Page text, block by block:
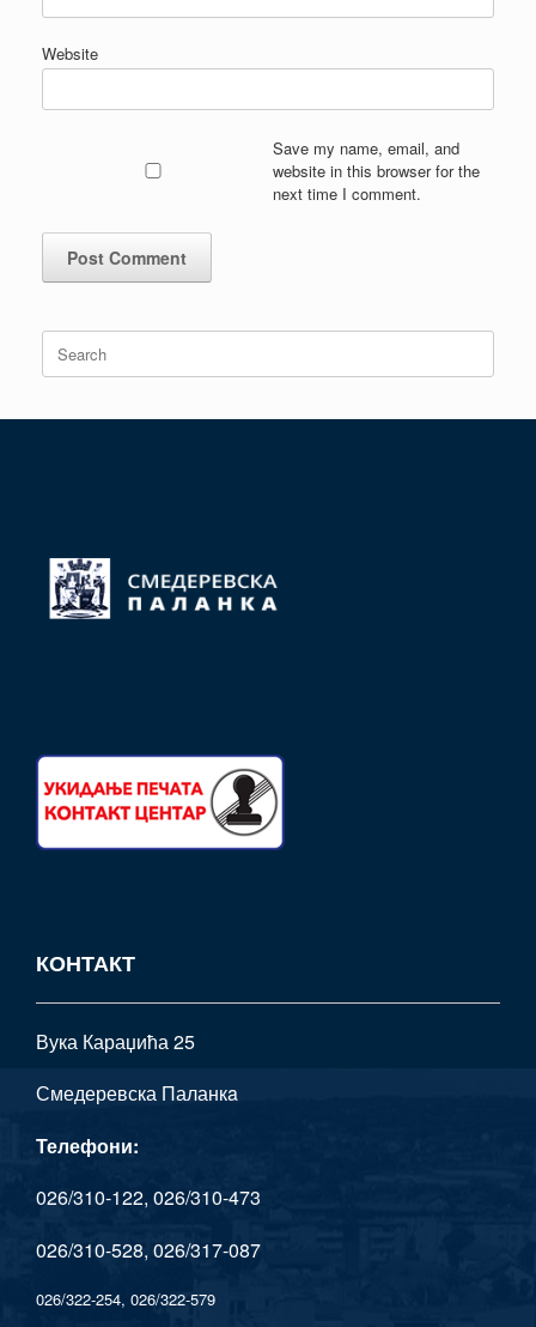
Website
Save my name, email, and
website in this browser for the
next time I comment.
Search
for:
КОНТАКТ
Вука Караџића 25
Смедеревска Паланкa
Телефони:
026/310-122, 026/310-473
026/310-528, 026/317-087
026/322-254, 026/322-579